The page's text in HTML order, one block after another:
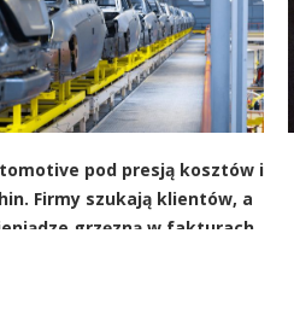
pod presją kosztów i
Firmy szukają klientów, a
grzęzną w fakturach